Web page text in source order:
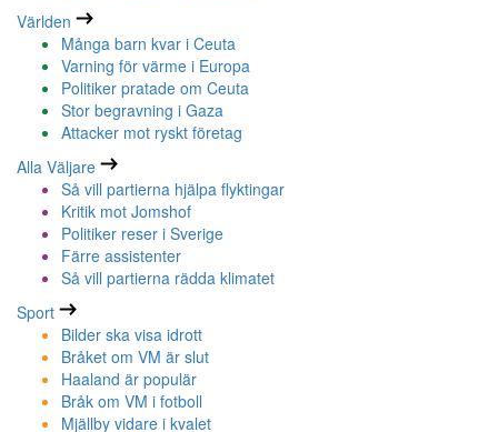
Världen
Många barn kvar i Ceuta
Varning för värme i Europa
Politiker pratade om Ceuta
Stor begravning i Gaza
Attacker mot ryskt företag
Alla Väljare
Så vill partierna hjälpa flyktingar
Kritik mot Jomshof
Politiker reser i Sverige
Färre assistenter
Så vill partierna rädda klimatet
Sport
Bilder ska visa idrott
Bråket om VM är slut
Haaland är populär
Bråk om VM i fotboll
Mjällby vidare i kvalet